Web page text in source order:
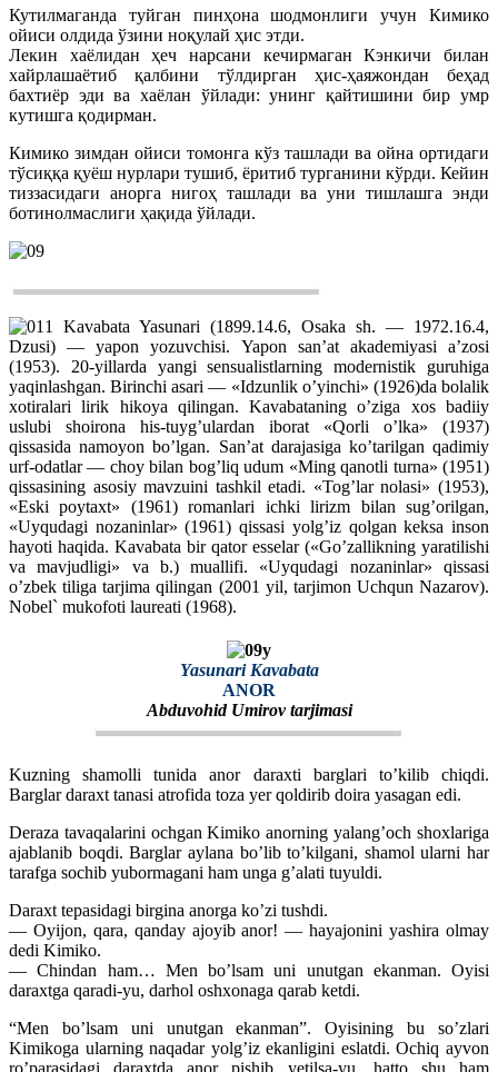
Кутилмаганда туйган пинҳона шодмонлиги учун Кимико
ойиси олдида ўзини ноқулай ҳис этди.
Лекин хаёлидан ҳеч нарсани кечирмаган Кэнкичи билан
хайрлашаётиб қалбини тўлдирган ҳис-ҳаяжондан беҳад
бахтиёр эди ва хаёлан ўйлади: унинг қайтишини бир умр
кутишга қодирман.
Кимико зимдан ойиси томонга кўз ташлади ва ойна ортидаги
тўсиққа қуёш нурлари тушиб, ёритиб турганини кўрди. Кейин
тиззасидаги анорга нигоҳ ташлади ва уни тишлашга энди
ботинолмаслиги ҳақида ўйлади.
Kavabata Yasunari (1899.14.6, Osaka sh. — 1972.16.4,
Dzusi) — yapon yozuvchisi. Yapon san’at akademiyasi a’zosi
(1953). 20-yillarda yangi sensualistlarning modernistik guruhiga
yaqinlashgan. Birinchi asari — «Idzunlik o’yinchi» (1926)da bolalik
xotiralari lirik hikoya qilingan. Kavabataning o’ziga xos badiiy
uslubi shoirona his-tuyg’ulardan iborat «Qorli o’lka» (1937)
qissasida namoyon bo’lgan. San’at darajasiga ko’tarilgan qadimiy
urf-odatlar — choy bilan bog’liq udum «Ming qanotli turna» (1951)
qissasining asosiy mavzuini tashkil etadi. «Tog’lar nolasi» (1953),
«Eski poytaxt» (1961) romanlari ichki lirizm bilan sug’orilgan,
«Uyqudagi nozaninlar» (1961) qissasi yolg’iz qolgan keksa inson
hayoti haqida. Kavabata bir qator esselar («Go’zallikning yaratilishi
va mavjudligi» va b.) muallifi. «Uyqudagi nozaninlar» qissasi
o’zbek tiliga tarjima qilingan (2001 yil, tarjimon Uchqun Nazarov).
Nobel` mukofoti laureati (1968).
Yasunari Kavabata
ANOR
Abduvohid Umirov tarjimasi
Kuzning shamolli tunida anor daraxti barglari to’kilib chiqdi.
Barglar daraxt tanasi atrofida toza yer qoldirib doira yasagan edi.
Deraza tavaqalarini ochgan Kimiko anorning yalang’och shoxlariga
ajablanib boqdi. Barglar aylana bo’lib to’kilgani, shamol ularni har
tarafga sochib yubormagani ham unga g’alati tuyuldi.
Daraxt tepasidagi birgina anorga ko’zi tushdi.
— Oyijon, qara, qanday ajoyib anor! — hayajonini yashira olmay
dedi Kimiko.
— Chindan ham… Men bo’lsam uni unutgan ekanman. Oyisi
daraxtga qaradi-yu, darhol oshxonaga qarab ketdi.
“Men bo’lsam uni unutgan ekanman”. Oyisining bu so’zlari
Kimikoga ularning naqadar yolg’iz ekanligini eslatdi. Ochiq ayvon
ro’parasidagi daraxtda anor pishib yetilsa-yu, hatto shu ham